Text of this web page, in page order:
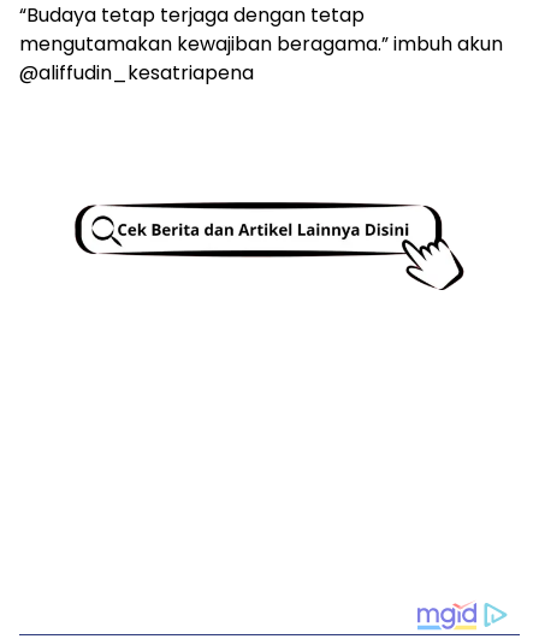
“Budaya tetap terjaga dengan tetap
mengutamakan kewajiban beragama.” imbuh akun
@aliffudin_kesatriapena